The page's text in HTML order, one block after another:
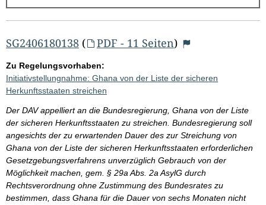
g
e
b
n
i
s
s
e
p
r
o
S
SG2406180138 ( PDF - 11 Seiten)
Zu Regelungsvorhaben:
Initiativstellungnahme: Ghana von der Liste der sicheren
Herkunftsstaaten streichen
Der DAV appelliert an die Bundesregierung, Ghana von der Liste
der sicheren Herkunftsstaaten zu streichen. Bundesregierung soll
angesichts der zu erwartenden Dauer des zur Streichung von
Ghana von der Liste der sicheren Herkunftsstaaten erforderlichen
Gesetzgebungsverfahrens unverzüglich Gebrauch von der
Möglichkeit machen, gem. § 29a Abs. 2a AsylG durch
Rechtsverordnung ohne Zustimmung des Bundesrates zu
bestimmen, dass Ghana für die Dauer von sechs Monaten nicht